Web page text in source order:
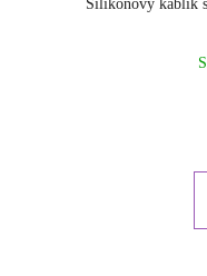
Silikonový kablík